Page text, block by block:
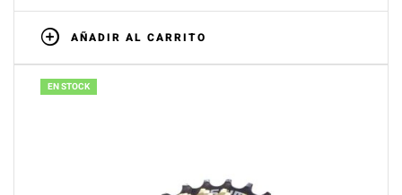
AÑADIR AL CARRITO
EN STOCK